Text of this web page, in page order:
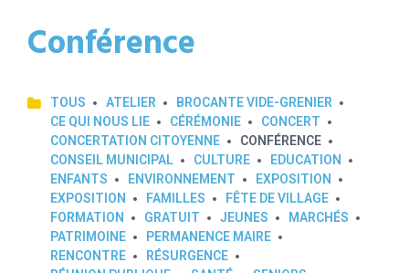
Conférence
TOUS ATELIER
BROCANTE VIDE-GRENIER
CE QUI NOUS LIE
CÉRÉMONIE
CONCERT
CONCERTATION CITOYENNE
CONFÉRENCE
CONSEIL MUNICIPAL
CULTURE
EDUCATION
ENFANTS
ENVIRONNEMENT
EXPOSITION
EXPOSITION
FAMILLES
FÊTE DE VILLAGE
FORMATION
GRATUIT JEUNES
MARCHÉS
PATRIMOINE
PERMANENCE MAIRE
RENCONTRE
RÉSURGENCE